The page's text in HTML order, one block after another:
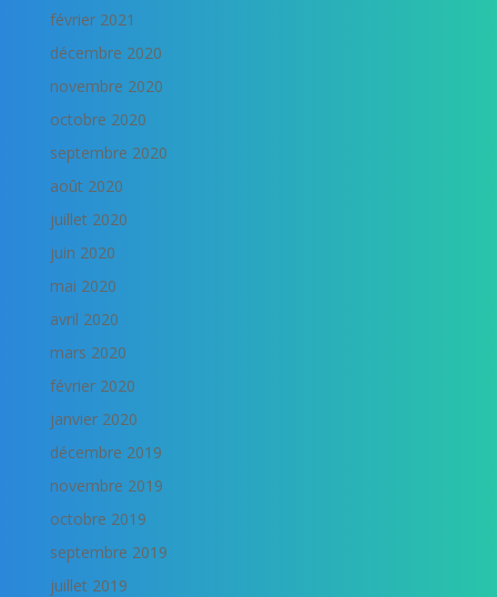
février 2021
décembre 2020
novembre 2020
octobre 2020
septembre 2020
août 2020
juillet 2020
juin 2020
mai 2020
avril 2020
mars 2020
février 2020
janvier 2020
décembre 2019
novembre 2019
octobre 2019
septembre 2019
juillet 2019